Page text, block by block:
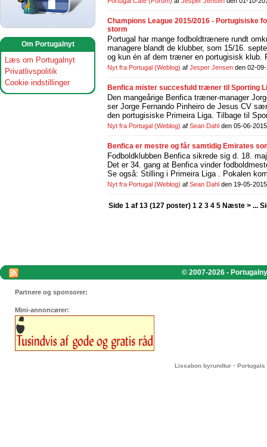
Om Portugalnyt
Læs om Portugalnyt
Privatlivspolitik
Cookie indstillinger
Champions League 2015/2016 - Portugisiske
storm
Portugal har mange fodboldtrænere rundt
managere blandt de klubber, som 15/16.
og kun én af dem træner en portugisisk klub.
Nyt fra Portugal (Weblog) af Jesper Jensen den 02-
Benfica mister succesfuld træner til Sporting
Den mangeårige Benfica træner-manager
ser Jorge Fernando Pinheiro de Jesus CV
den portugisiske Primeira Liga. Tilbage til
Nyt fra Portugal (Weblog) af Sean Dahl den 05-06-2015
Benfica er mestre og får samtidig Emirates
Fodboldklubben Benfica sikrede sig d. 18.
Det er 34. gang at Benfica vinder
Se også: Stilling i Primeira Liga . Pokalen
Nyt fra Portugal (Weblog) af Sean Dahl den 19-05-2015
Side 1 af 13 (127 poster) 1 2 3 4 5 Næste > ...
© 2007-2026 -
Partnere og sponsorer:
Mini-annoncører:
Lissabon byrundtur - Portugals